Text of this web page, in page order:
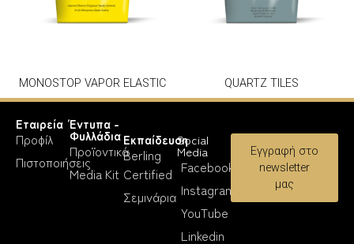
MONOSTOP VAPOR ELASTIC QUARTZ TILES
Εταιρεία
Προφίλ
Πιστοποιήσεις
Έντυπα -
Φυλλάδια
Προϊοντικά
Media Kit
Εκπαίδευση
Berling
Certified
Σεμινάρια
Social
Media
Facebook
Instagram
YouTube
Linkedin
Εγγραφή στο
newsletter
μας